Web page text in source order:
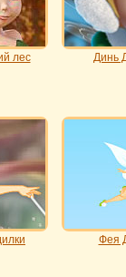
лес Динь
Фея